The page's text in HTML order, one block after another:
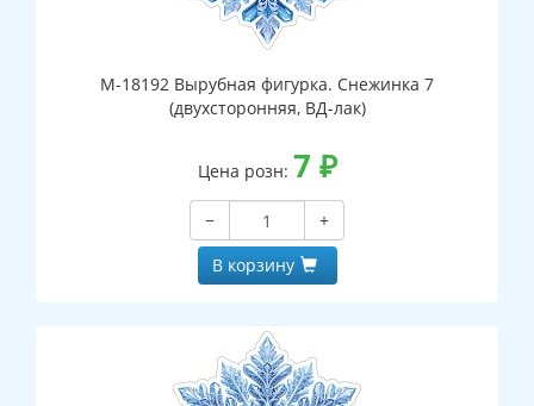
М-18192 Вырубная фигурка. Снежинка 7
(двухсторонняя, ВД-лак)
Цена розн: 7 ₽
−
+
В корзину